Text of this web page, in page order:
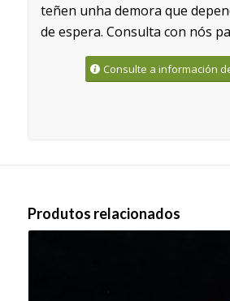
teñen unha demora que
de espera. Consulta con nós
Consulte a información
Produtos relacionados